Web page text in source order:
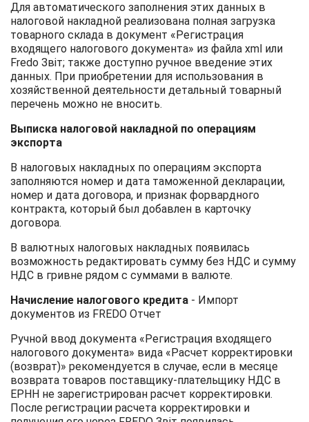
Для автоматического заполнения этих данных в
налоговой накладной реализована полная загрузка
товарного склада в документ «Регистрация
входящего налогового документа» из файла xml или
Fredo Звіт; также доступно ручное введение этих
данных. При приобретении для использования в
хозяйственной деятельности детальный товарный
перечень можно не вносить.
Выписка налоговой накладной по операциям
экспорта
В налоговых накладных по операциям экспорта
заполняются номер и дата таможенной декларации,
номер и дата договора, и признак форвардного
контракта, который был добавлен в карточку
договора.
В валютных налоговых накладных появилась
возможность редактировать сумму без НДС и сумму
НДС в гривне рядом с суммами в валюте.
Начисление налогового кредита - Импорт
документов из FREDO Отчет
Ручной ввод документа «Регистрация входящего
налогового документа» вида «Расчет корректировки
(возврат)» рекомендуется в случае, если в месяце
возврата товаров поставщику-плательщику НДС в
ЕРНН не зарегистрирован расчет корректировки.
После регистрации расчета корректировки и